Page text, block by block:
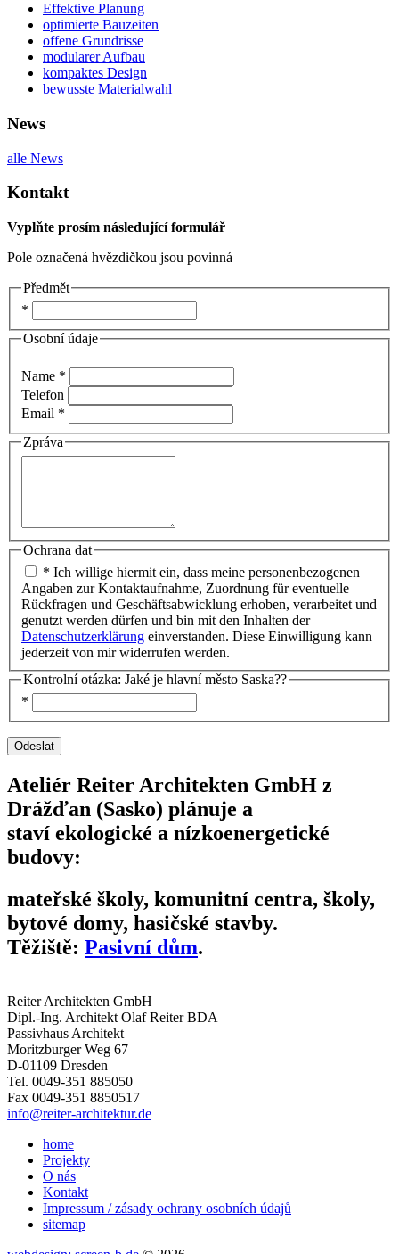
Effektive Planung
optimierte Bauzeiten
offene Grundrisse
modularer Aufbau
kompaktes Design
bewusste Materialwahl
News
alle News
Kontakt
Vyplňte prosím následující formulář
Pole označená hvězdičkou jsou povinná
Předmět
*
Osobní údaje
Name *
Telefon
Email *
Zpráva
Ochrana dat
* Ich willige hiermit ein, dass meine personenbezogenen
Angaben zur Kontaktaufnahme, Zuordnung für eventuelle
Rückfragen und Geschäftsabwicklung erhoben, verarbeitet und
genutzt werden dürfen und bin mit den Inhalten der
Datenschutzerklärung einverstanden. Diese Einwilligung kann
jederzeit von mir widerrufen werden.
Kontrolní otázka: Jaké je hlavní město Saska??
*
Ateliér Reiter Architekten GmbH z
Drážďan (Sasko) plánuje a
staví ekologické a nízkoenergetické
budovy:
mateřské školy, komunitní centra, školy,
bytové domy, hasičské stavby.
Těžiště: Pasivní dům.
Reiter Architekten GmbH
Dipl.-Ing. Architekt Olaf Reiter BDA
Passivhaus Architekt
Moritzburger Weg 67
D-01109 Dresden
Tel. 0049-351 885050
Fax 0049-351 8850517
info@reiter-architektur.de
home
Projekty
O nás
Kontakt
Impressum / zásady ochrany osobních údajů
sitemap